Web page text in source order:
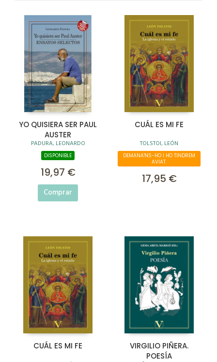
YO QUISIERA SER PAUL
AUSTER
PADURA, LEONARDO
DISPONIBLE
19,97 €
Comprar
CUÁL ES MI FE
TOLSTOI, LEÓN
DEMANA'NS-HO I HO TINDREM
AVIAT.
17,95 €
CUÁL ES MI FE
VIRGILIO PIÑERA.
POESÍA